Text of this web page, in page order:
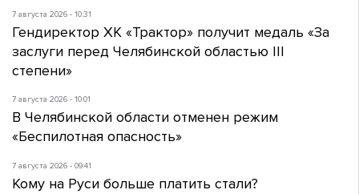
7 августа 2026 - 10:31
Гендиректор ХК «Трактор» получит медаль «За
заслуги перед Челябинской областью III
степени»
7 августа 2026 - 10:01
В Челябинской области отменен режим
«Беспилотная опасность»
7 августа 2026 - 09:41
Кому на Руси больше платить стали?